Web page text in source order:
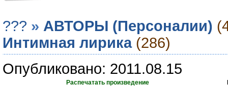
??? » АВТОРЫ (Персоналии)
Интимная лирика (286)
Опубликовано: 2011.08.15
Распечатать произведение